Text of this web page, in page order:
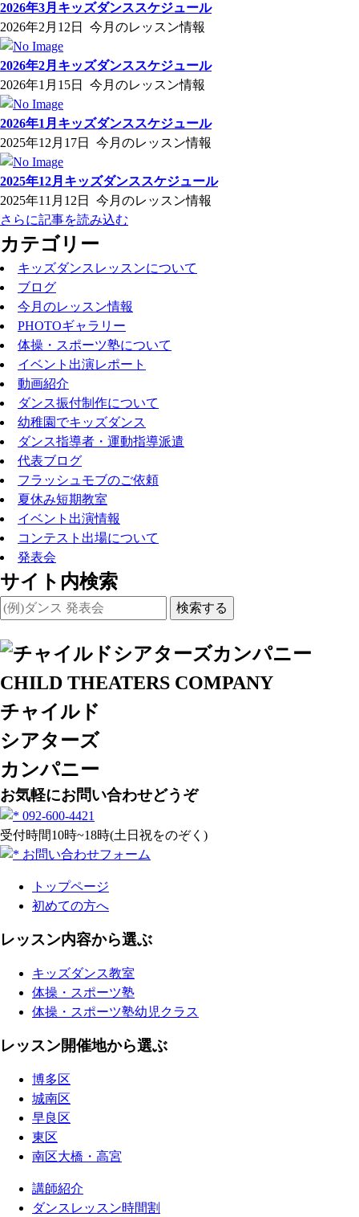
2026年3月キッズダンススケジュール
2026年2月12日 今月のレッスン情報
2026年2月キッズダンススケジュール
2026年1月15日 今月のレッスン情報
2026年1月キッズダンススケジュール
2025年12月17日 今月のレッスン情報
2025年12月キッズダンススケジュール
2025年11月12日 今月のレッスン情報
さらに記事を読み込む
カテゴリー
キッズダンスレッスンについて
ブログ
今月のレッスン情報
PHOTOギャラリー
体操・スポーツ塾について
イベント出演レポート
動画紹介
ダンス振付制作について
幼稚園でキッズダンス
ダンス指導者・運動指導派遣
代表ブログ
フラッシュモブのご依頼
夏休み短期教室
イベント出演情報
コンテスト出場について
発表会
サイト内検索
検索する
チャイルド
シアターズ
カンパニー
お気軽にお問い合わせどうぞ
092-600-4421
受付時間10時~18時(土日祝をのぞく)
お問い合わせフォーム
トップページ
初めての方へ
レッスン内容から選ぶ
キッズダンス教室
体操・スポーツ塾
体操・スポーツ塾幼児クラス
レッスン開催地から選ぶ
博多区
城南区
早良区
東区
南区大橋・高宮
講師紹介
ダンスレッスン時間割